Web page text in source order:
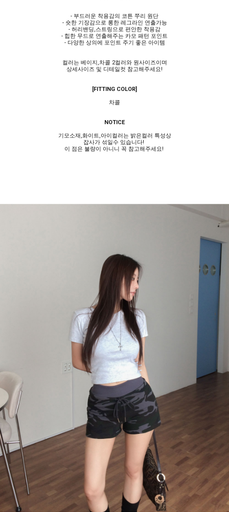
- 부드러운 착용감의 코튼 쭈리 원단
- 숏한 기장감으로 롱한 레그라인 연출가능
- 허리밴딩,스트링으로 편안한 착용감
- 힙한 무드로 연출해주는 카모 패턴 포인트
- 다양한 상의에 포인트 주기 좋은 아이템
컬러는 베이지,차콜 2컬러와 원사이즈이며
상세사이즈 및 디테일컷 참고해주세요!
[FITTING COLOR]
차콜
NOTICE
기모소재,화이트,아이컬러는 밝은컬러 특성상
잡사가 섞일수 있습니다!
이 점은 불량이 아니니 꼭 참고해주세요!